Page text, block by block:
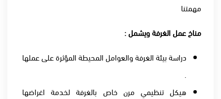
مهمتنا
مناخ عمل الغرفة ويشمل :
دراسة بيئة الغرفة والعوامل المحيطة المؤثرة على عملها
.
هيكل تنظيمي مرن خاص بالغرفة لخدمة اغراضها